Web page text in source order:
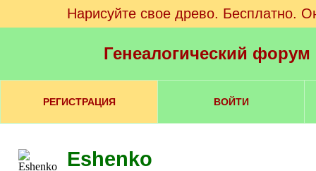
Нарисуйте свое древо. Бесплатно.
Генеалогический
РЕГИСТРАЦИЯ ВОЙТИ
Eshenko